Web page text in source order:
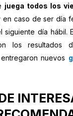
juega todos los
en caso de ser día
siguiente día hábil.
los resultados
nuevos